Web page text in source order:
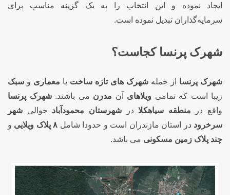
ایجاد نموده و این انتخاب را به یک گزینه مناسب برای
سرمایه‌گذاران تبدیل نموده است.
شهرک پرنسا کجاست؟
شهرک پرنسا از جمله شهرک های تازه ساخت با معماری و سبک
زیبا است که تمامی ویلاهای آن مدرن می باشند.شهرک پرنسا
واقع در منطقه سیاهکلادرشهرستان محمودآباد حوالی شهر
سرخرود در استان مازندران است و حدودا شامل ۸ پلاک ویلایی
و
چند پلاک زمین مسکونی می باشد.